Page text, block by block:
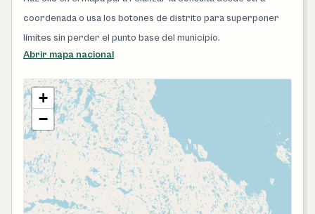
coordenada o usa los botones de distrito para superponer
límites sin perder el punto base del municipio.
Abrir mapa nacional
+
−